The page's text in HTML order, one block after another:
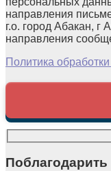
направления
г.о. город Абакан,
направления
Политика
Поблагодарить